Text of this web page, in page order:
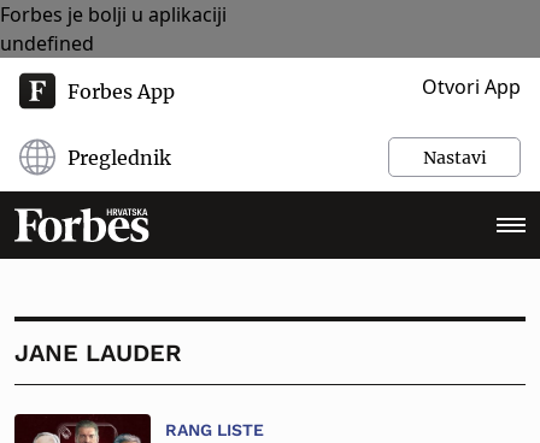
Forbes je bolji u aplikaciji
undefined
Forbes App Otvori App
Preglednik Nastavi
JANE LAUDER
RANG LISTE